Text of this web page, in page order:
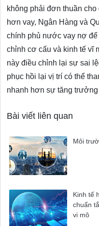
không phải đơn thuần
hơn vay, Ngân Hàng và
chính phủ nước vay nợ
chỉnh cơ cấu và kinh tế vĩ
này điều chỉnh lại sự sai
phục hồi lại vị trí có thể
nhanh hơn sự tăng trưởng
Bài viết liên quan
Môi
Kinh tế
chuẩn
vi mô